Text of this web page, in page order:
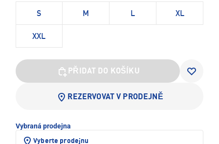
S M L XL
XXL
PŘIDAT DO KOŠÍKU
REZERVOVAT V PRODEJNĚ
Vybraná prodejna
Vyberte prodejnu